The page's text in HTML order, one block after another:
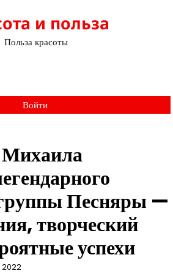
и польза
Польза красоты
Войти
Песняры —
творческий
успехи
2022